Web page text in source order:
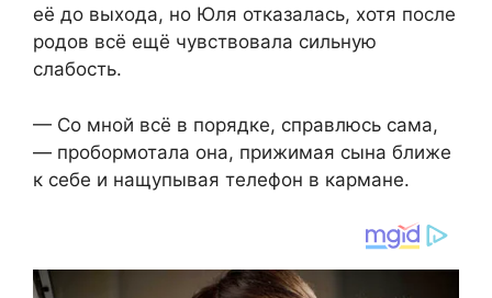
её до выхода, но Юля отказалась, хотя после
родов всё ещё чувствовала сильную
слабость.
— Со мной всё в порядке, справлюсь сама,
— пробормотала она, прижимая сына ближе
к себе и нащупывая телефон в кармане.